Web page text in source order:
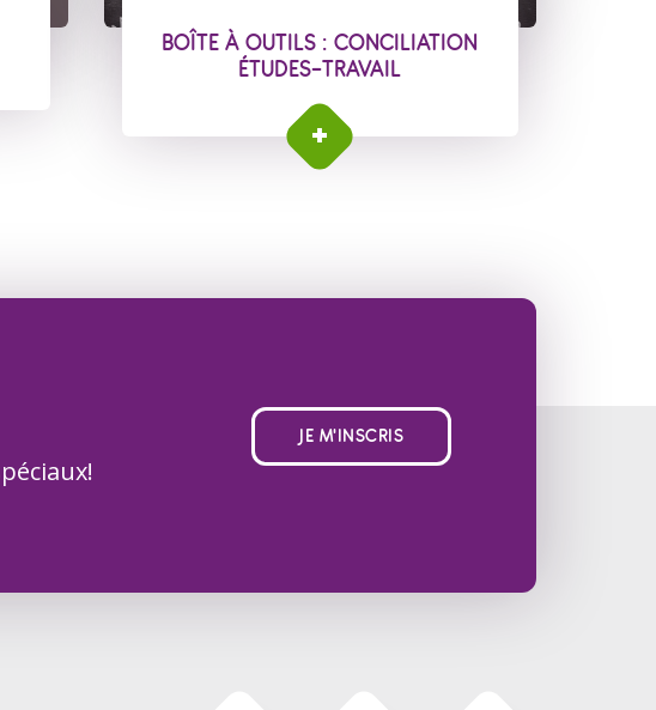
BOÎTE À OUTILS : CONCILIATION
ÉTUDES-TRAVAIL
travail
JE M'INSCRIS